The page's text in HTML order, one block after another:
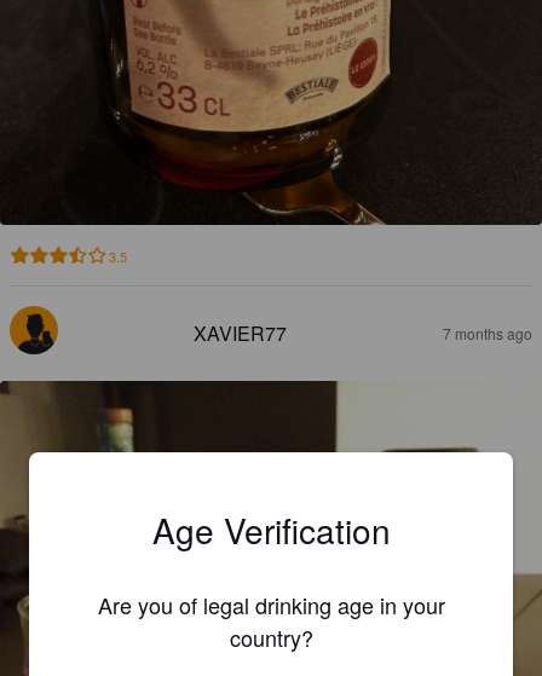
3.5
XAVIER77 7 months ago
Age Verification
Are you of legal drinking age in your
country?